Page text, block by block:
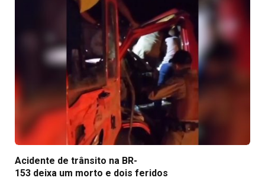
Acidente de trânsito na BR-
153 deixa um morto e dois feridos